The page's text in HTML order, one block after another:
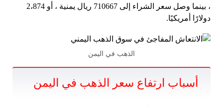
، بينما وصل سعر الشراء إلى 710667 ريال يمنية ، أو 2،874
دولارًا أمريكيًا.
الذهب في اليمن
أسباب ارتفاع سعر الذهب في اليمن